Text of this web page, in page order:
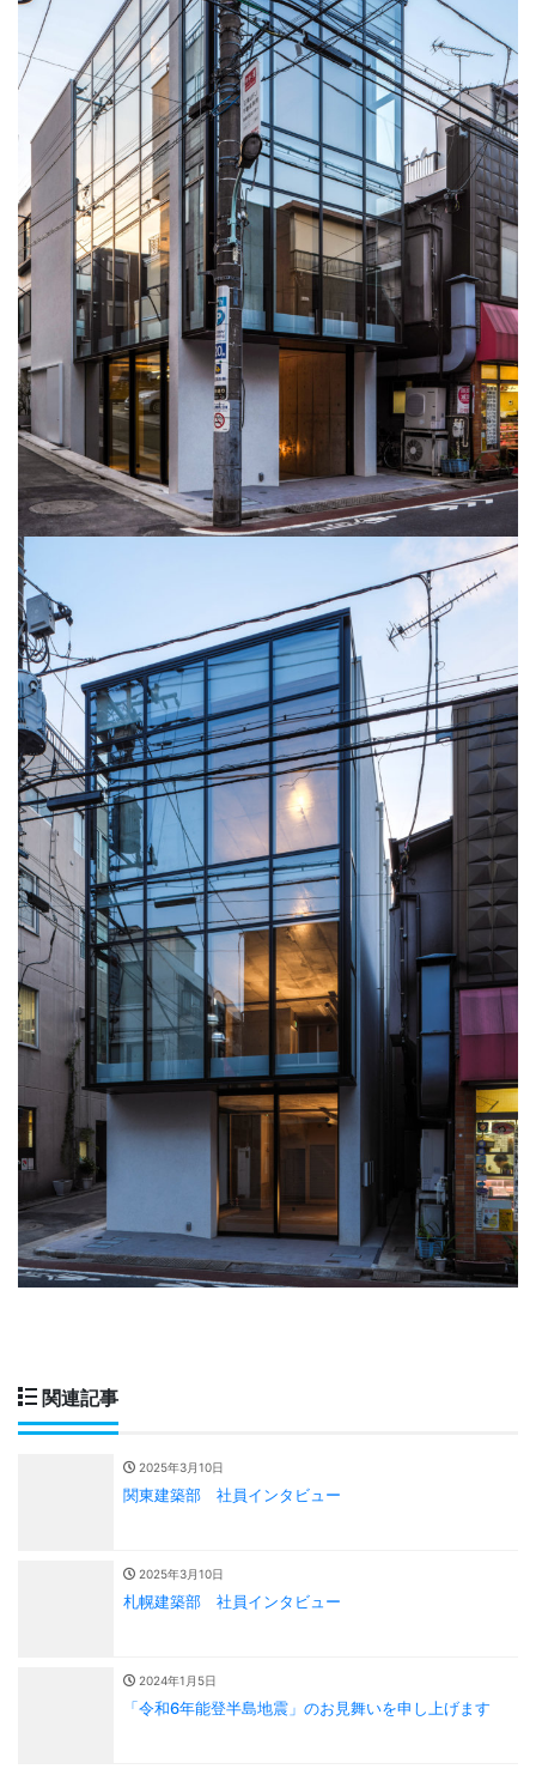
関連記事
2025年3月10日
関東建築部 社員インタビュー
2025年3月10日
札幌建築部 社員インタビュー
2024年1月5日
「令和6年能登半島地震」のお見舞いを申し上げます